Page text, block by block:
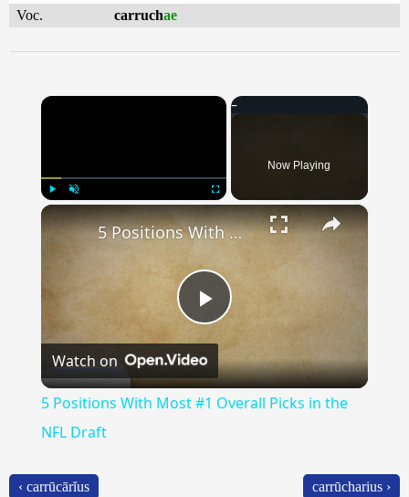
Voc.
carruchae
×
Now Playing
×
Play
Video
5 Positions With Most #1 Overall Picks in the NFL Draft
Watch on
5 Positions With Most #1 Overall Picks in the
NFL Draft
‹ carrūcārĭus carrūcharius ›